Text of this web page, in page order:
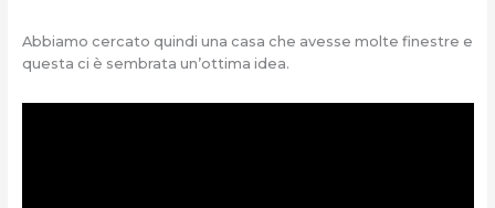
Abbiamo cercato quindi una casa che avesse molte finestre e
questa ci è sembrata un’ottima idea.